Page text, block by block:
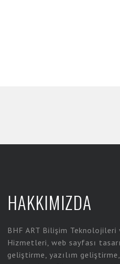
HAKKIMIZDA
BHF ART Bilişim
Hizmetleri, web sayfası
geliştirme, yazılım